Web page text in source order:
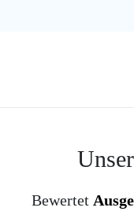
Bewertet